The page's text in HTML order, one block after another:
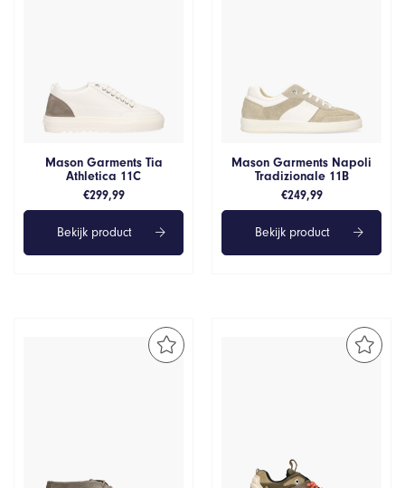
Mason Garments Tia
Athletica 11C
€299,99
Bekijk product
Mason Garments Napoli
Tradizionale 11B
€249,99
Bekijk product